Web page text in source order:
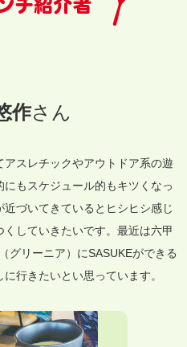
作さん
スレチックやアウトドア系の遊
もスケジュール的もキツくなっ
づいてきているとヒシヒシ感じ
していきたいです。最近は六甲
グリーニア）にSASUKEができる
行きたいとい思っています。